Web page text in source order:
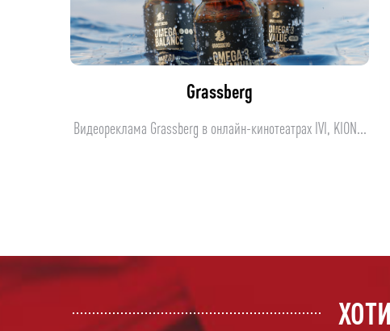
Grassberg
Видеореклама Grassberg в онлайн-кинотеатрах IVI, KION...